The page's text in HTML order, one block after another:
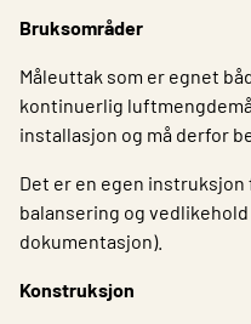
Om Lindab
Bærekraft
Kontakt oss
Logg inn
Choose languge
Norway
Bruksområder
Måleuttak som er egnet
kontinuerlig
installasjon og må derfor
Det er en egen
balansering og
dokumentasjon).
Konstruksjon